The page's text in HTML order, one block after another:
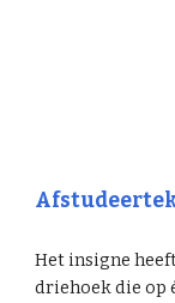
Het insigne
driehoek die op